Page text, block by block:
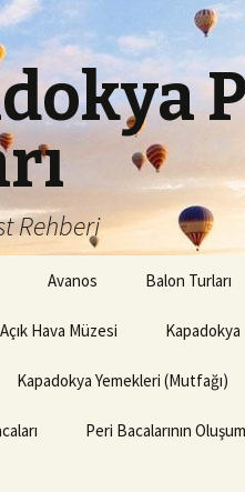
Rehberi
Avanos Balon Turları
Hava Müzesi Kapadokya
Kapadokya Yemekleri (Mutfağı)
Peri Bacalarının